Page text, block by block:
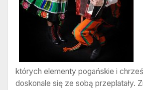
których elementy pogańskie i
doskonale się ze sobą przeplatały.